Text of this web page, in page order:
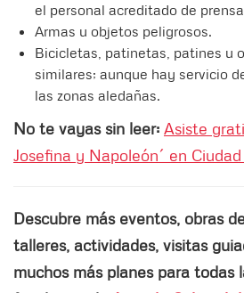
el personal acreditado de
Armas u objetos peligrosos.
Bicicletas, patinetas, patines u
similares; aunque hay servicio
las zonas aledañas.
No te vayas sin leer: Asiste
Josefina y Napoleón´ en
Descubre más eventos, obras
talleres, actividades, visitas
muchos más planes para todas